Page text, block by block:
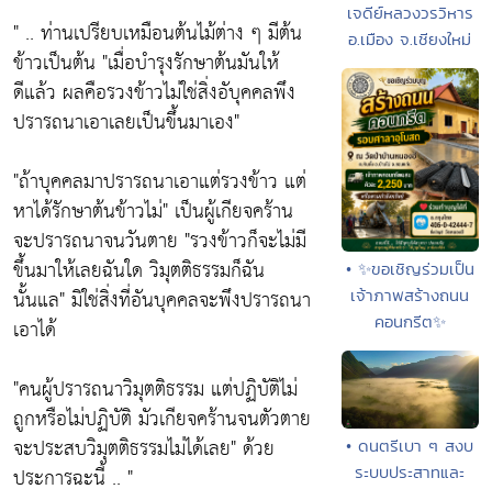
" .. ท่านเปรียบเหมือนต้นไม้ต่าง ๆ มีต้น
ข้าวเป็นต้น "เมื่อบำรุงรักษาต้นมันให้
ดีแล้ว ผลคือรวงข้าวไม่ใช่สิ่งอับุคคลพึง
ปรารถนาเอาเลยเป็นขึ้นมาเอง"
"ถ้าบุคคลมาปรารถนาเอาแต่รวงข้าว แต่
หาได้รักษาต้นข้าวไม่" เป็นผู้เกียจคร้าน
จะปรารถนาจนวันตาย "รวงข้าวก็จะไม่มี
ขึ้นมาให้เลยฉันใด วิมุตติธรรมก็ฉัน
นั้นแล"มิใช่สิ่งที่อันบุคคลจะพึงปรารถนา
เอาได้
"คนผู้ปรารถนาวิมุตติธรรม แต่ปฏิบัติไม่
ถูกหรือไม่ปฏิบัติ มัวเกียจคร้านจนตัวตาย
จะประสบวิมุตติธรรมไม่ได้เลย"ด้วย
ประการฉะนี้ .. "
เจดีย์หลวงวรวิหาร
อ.เมือง จ.เชียงใหม่
• ✨ขอเชิญร่วมเป็น
เจ้าภาพสร้างถนน
คอนกรีต✨
• ดนตรีเบา ๆ สงบ
ระบบประสาทและ